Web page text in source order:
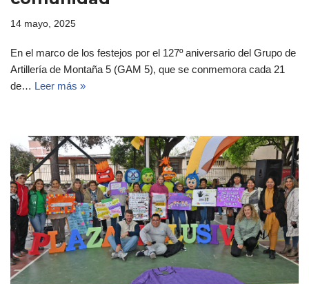
14 mayo, 2025
En el marco de los festejos por el 127º aniversario del Grupo de
Artillería de Montaña 5 (GAM 5), que se conmemora cada 21
de… Leer más »